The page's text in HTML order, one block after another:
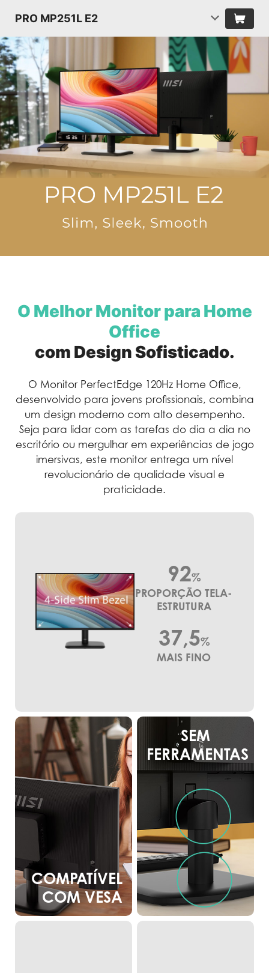
PRO MP251L E2
O Melhor Monitor para Home
Office
com Design Sofisticado.
O Monitor PerfectEdge 120Hz Home Office,
desenvolvido para jovens profissionais, combina
um design moderno com alto desempenho.
Seja para lidar com as tarefas do dia a dia no
escritório ou mergulhar em experiências de jogo
imersivas, este monitor entrega um nível
revolucionário de qualidade visual e
praticidade.
92%
PROPORÇÃO TELA-
ESTRUTURA
37,5%
MAIS FINO
COMPATÍVEL
COM VESA
SEM
FERRAMENTAS